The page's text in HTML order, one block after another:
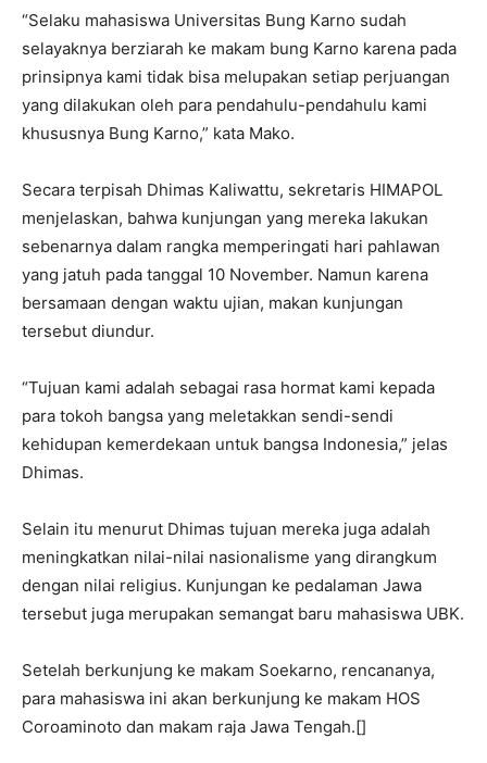
“Selaku mahasiswa Universitas Bung Karno sudah
selayaknya berziarah ke makam bung Karno karena pada
prinsipnya kami tidak bisa melupakan setiap perjuangan
yang dilakukan oleh para pendahulu-pendahulu kami
khususnya Bung Karno,” kata Mako.
Secara terpisah Dhimas Kaliwattu, sekretaris HIMAPOL
menjelaskan, bahwa kunjungan yang mereka lakukan
sebenarnya dalam rangka memperingati hari pahlawan
yang jatuh pada tanggal 10 November. Namun karena
bersamaan dengan waktu ujian, makan kunjungan
tersebut diundur.
“Tujuan kami adalah sebagai rasa hormat kami kepada
para tokoh bangsa yang meletakkan sendi-sendi
kehidupan kemerdekaan untuk bangsa Indonesia,” jelas
Dhimas.
Selain itu menurut Dhimas tujuan mereka juga adalah
meningkatkan nilai-nilai nasionalisme yang dirangkum
dengan nilai religius. Kunjungan ke pedalaman Jawa
tersebut juga merupakan semangat baru mahasiswa UBK.
Setelah berkunjung ke makam Soekarno, rencananya,
para mahasiswa ini akan berkunjung ke makam HOS
Coroaminoto dan makam raja Jawa Tengah.[]